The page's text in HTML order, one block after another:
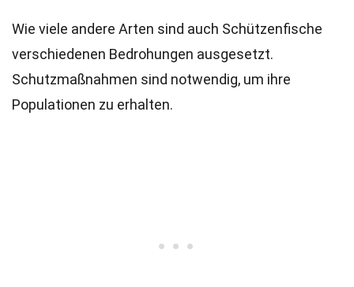
Wie viele andere Arten sind auch Schützenfische
verschiedenen Bedrohungen ausgesetzt.
Schutzmaßnahmen sind notwendig, um ihre
Populationen zu erhalten.